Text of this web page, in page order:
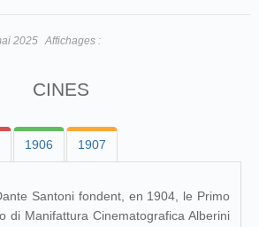
2025 Affichages :
CINES
1906 1907
Santoni fondent, en 1904, le Primo
di Manifattura Cinematografica Alberini